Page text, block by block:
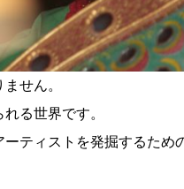
せん。
る世界です。
ティストを発掘するため